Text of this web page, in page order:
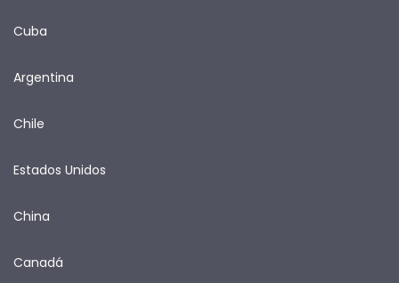
Cuba
Argentina
Chile
Estados Unidos
China
Canadá